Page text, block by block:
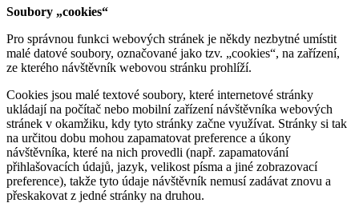
Soubory „cookies“
Pro správnou funkci webových stránek je někdy nezbytné umístit
malé datové soubory, označované jako tzv. „cookies“, na zařízení,
ze kterého návštěvník webovou stránku prohlíží.
Cookies jsou malé textové soubory, které internetové stránky
ukládají na počítač nebo mobilní zařízení návštěvníka webových
stránek v okamžiku, kdy tyto stránky začne využívat. Stránky si tak
na určitou dobu mohou zapamatovat preference a úkony
návštěvníka, které na nich provedli (např. zapamatování
přihlašovacích údajů, jazyk, velikost písma a jiné zobrazovací
preference), takže tyto údaje návštěvník nemusí zadávat znovu a
přeskakovat z jedné stránky na druhou.